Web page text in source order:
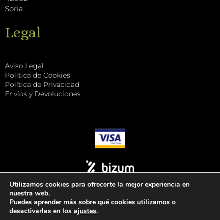
Soria
Legal
Aviso Legal
Política de Cookies
Política de Privacidad
Envíos y Devoluciones
Utilizamos cookies para ofrecerte la mejor experiencia en
nuestra web.
Puedes aprender más sobre qué cookies utilizamos o
desactivarlas en los ajustes.